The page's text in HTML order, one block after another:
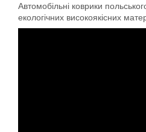
Автомобільні коврики
екологічних високоякісних